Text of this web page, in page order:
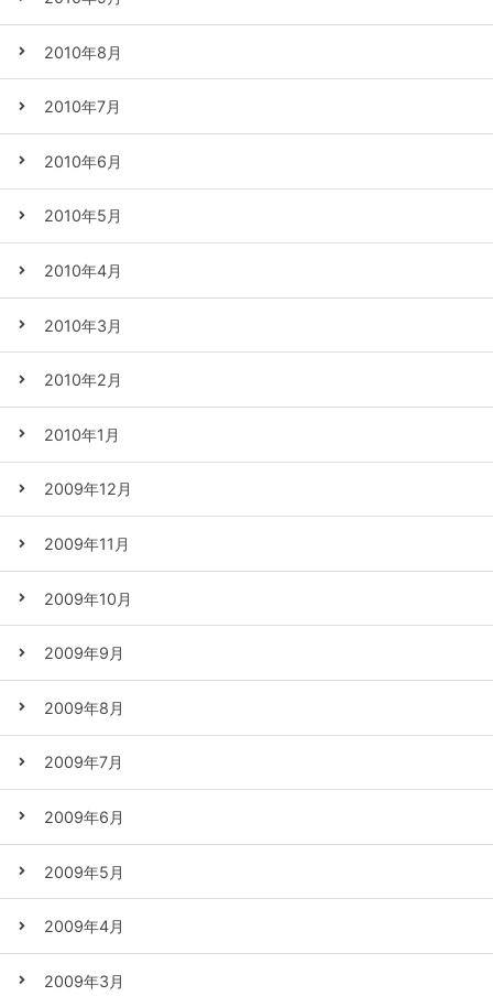
2010年8月
2010年7月
2010年6月
2010年5月
2010年4月
2010年3月
2010年2月
2010年1月
2009年12月
2009年11月
2009年10月
2009年9月
2009年8月
2009年7月
2009年6月
2009年5月
2009年4月
2009年3月